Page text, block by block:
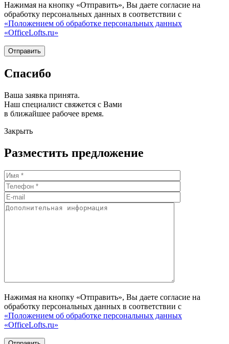
Нажимая на кнопку «Отправить», Вы даете согласие на
обработку персональных данных в соответствии с
«Положением об обработке персональных данных
«OfficeLofts.ru»
Спасибо
Ваша заявка принята.
Наш специалист свяжется с Вами
в ближайшее рабочее время.
Закрыть
Разместить предложение
Нажимая на кнопку «Отправить», Вы даете согласие на
обработку персональных данных в соответствии с
«Положением об обработке персональных данных
«OfficeLofts.ru»